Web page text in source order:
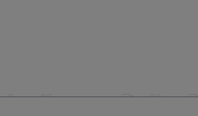
con Dollar